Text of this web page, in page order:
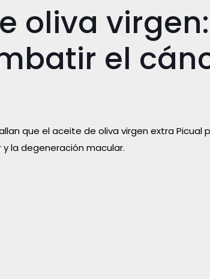
oliva
el
que el aceite de oliva virgen extra
la degeneración macular.